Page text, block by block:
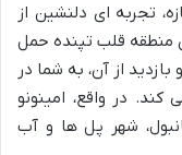
تجربه ای دلنشین از
منطقه قلب تپنده حمل
از آن، به شما در
در واقع، امینونو
شهر پل ها و آب